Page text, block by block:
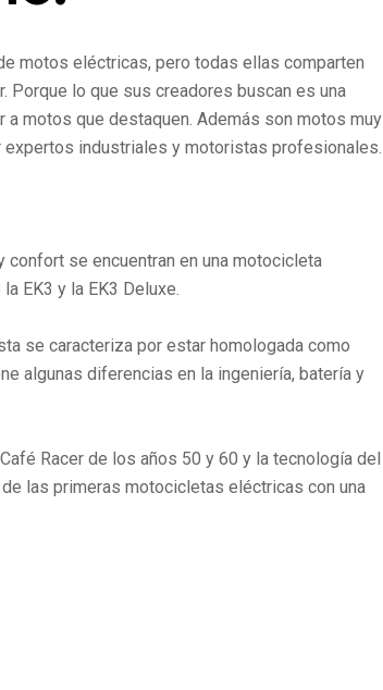
motos eléctricas, pero todas ellas comparten
Porque lo que sus creadores buscan es una
motos que destaquen. Además son motos muy
industriales y motoristas profesionales.
se encuentran en una motocicleta
EK3 y la EK3 Deluxe.
se caracteriza por estar homologada como
algunas diferencias en la ingeniería, batería y
Racer de los años 50 y 60 y la tecnología del
las primeras motocicletas eléctricas con una